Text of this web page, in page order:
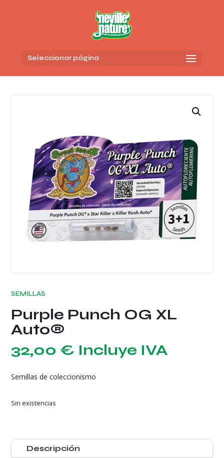
Seleccionar página
SEMILLAS
Purple Punch OG XL
Auto®
32,00 € Incluye IVA
Semillas de coleccionismo
Sin existencias
Descripción